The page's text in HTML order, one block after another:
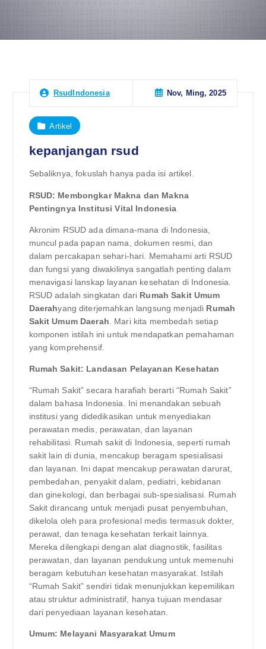
RsudIndonesia Nov, Ming, 2025
Artikel
kepanjangan rsud
Sebaliknya, fokuslah hanya pada isi artikel.
RSUD: Membongkar Makna dan Makna
Pentingnya Institusi Vital Indonesia
Akronim RSUD ada dimana-mana di Indonesia,
muncul pada papan nama, dokumen resmi, dan
dalam percakapan sehari-hari. Memahami arti RSUD
dan fungsi yang diwakilinya sangatlah penting dalam
menavigasi lanskap layanan kesehatan di Indonesia.
RSUD adalah singkatan dari Rumah Sakit Umum
Daerahyang diterjemahkan langsung menjadi Rumah
Sakit Umum Daerah . Mari kita membedah setiap
komponen istilah ini untuk mendapatkan pemahaman
yang komprehensif.
Rumah Sakit: Landasan Pelayanan Kesehatan
“Rumah Sakit” secara harafiah berarti “Rumah Sakit”
dalam bahasa Indonesia. Ini menandakan sebuah
institusi yang didedikasikan untuk menyediakan
perawatan medis, perawatan, dan layanan
rehabilitasi. Rumah sakit di Indonesia, seperti rumah
sakit lain di dunia, mencakup beragam spesialisasi
dan layanan. Ini dapat mencakup perawatan darurat,
pembedahan, penyakit dalam, pediatri, kebidanan
dan ginekologi, dan berbagai sub-spesialisasi. Rumah
Sakit dirancang untuk menjadi pusat penyembuhan,
dikelola oleh para profesional medis termasuk dokter,
perawat, dan tenaga kesehatan terkait lainnya.
Mereka dilengkapi dengan alat diagnostik, fasilitas
perawatan, dan layanan pendukung untuk memenuhi
beragam kebutuhan kesehatan masyarakat. Istilah
“Rumah Sakit” sendiri tidak menunjukkan kepemilikan
atau struktur administratif, hanya tujuan mendasar
dari penyediaan layanan kesehatan.
Umum: Melayani Masyarakat Umum